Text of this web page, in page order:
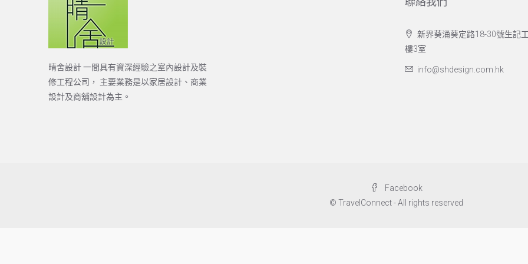
晴舍設計 一間具有資深經驗之室內設計及裝
修工程公司， 主要業務是以家居設計、商業
設計及商舖設計為主。
新界葵涌葵定路18-30號生記
樓3室
info@shdesign.com.hk
Facebook
© TravelConnect - All rights reserved